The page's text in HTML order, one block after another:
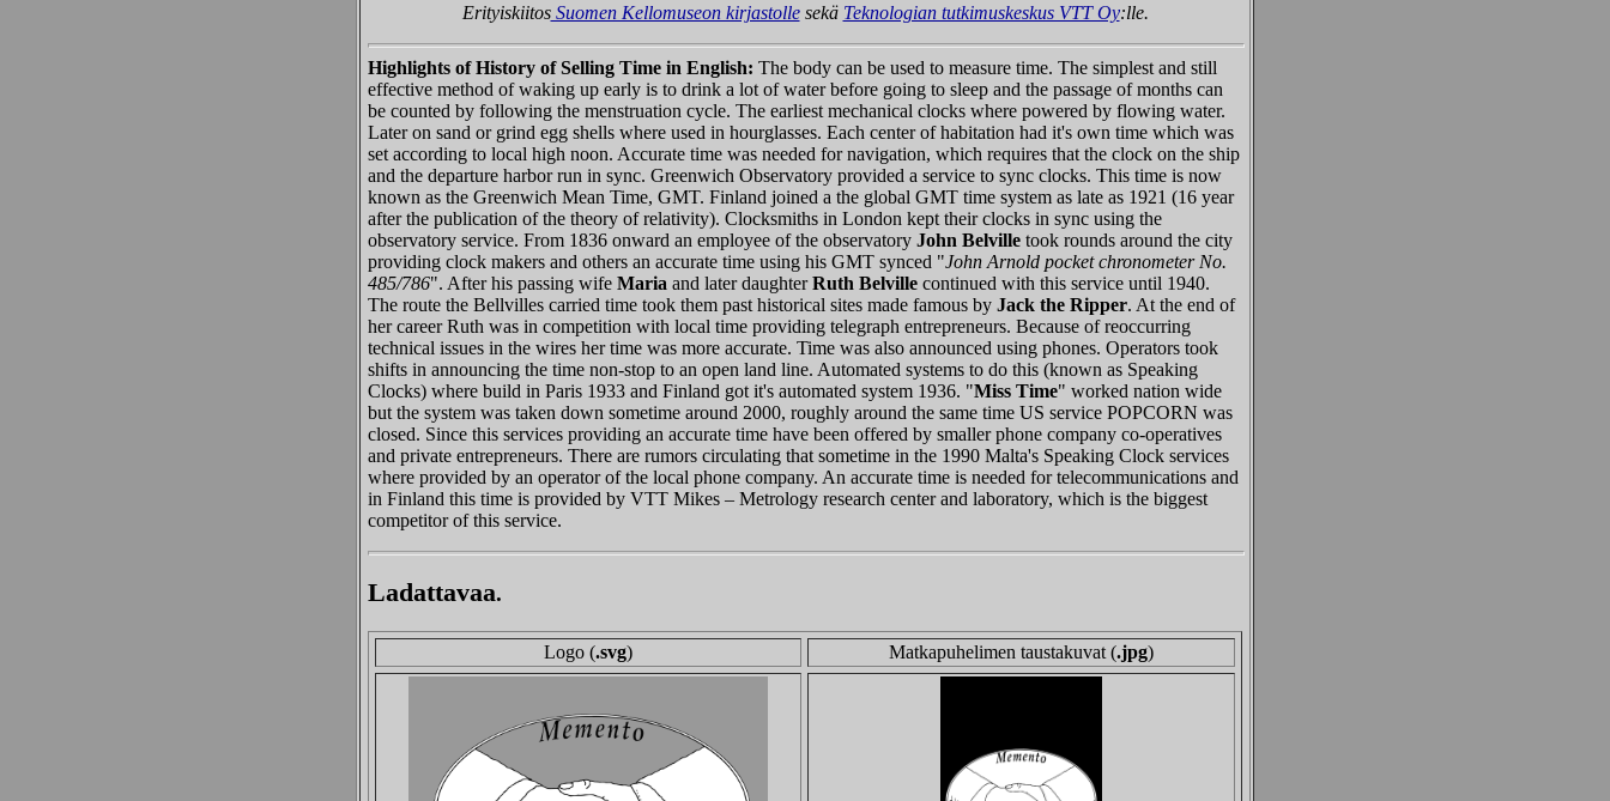
ErityiskiitosSuomen Kellomuseon kirjastollesekä Teknologian tutkimuskeskus VTT Oy:lle.
Highlights of History of Selling Time in English: The body can be used to measure time. The simplest and still
effective method of waking up early is to drink a lot of water before going to sleep and the passage of months can
be counted by following the menstruation cycle. The earliest mechanical clocks where powered by flowing water.
Later on sand or grind egg shells where used in hourglasses. Each center of habitation had it's own time which was
set according to local high noon. Accurate time was needed for navigation, which requires that the clock on the ship
and the departure harbor run in sync. Greenwich Observatory provided a service to sync clocks. This time is now
known as the Greenwich Mean Time, GMT. Finland joined a the global GMT time system as late as 1921 (16 year
after the publication of the theory of relativity). Clocksmiths in London kept their clocks in sync using the
observatory service. From 1836 onward an employee of the observatory John Belville took rounds around the city
providing clock makers and others an accurate time using his GMT synced "John Arnold pocket chronometer No.
485/786". After his passing wife Maria and later daughterRuth Belville continued with this service until 1940.
The route the Bellvilles carried time took them past historical sites made famous by Jack the Ripper. At the end of
her career Ruth was in competition with local time providing telegraph entrepreneurs. Because of reoccurring
technical issues in the wires her time was more accurate. Time was also announced using phones. Operators took
shifts in announcing the time non-stop to an open land line. Automated systems to do this (known as Speaking
Clocks) where build in Paris 1933 and Finland got it's automated system 1936. "Miss Time" worked nation wide
but the system was taken down sometime around 2000, roughly around the same time US service POPCORN was
closed. Since this services providing an accurate time have been offered by smaller phone company co-operatives
and private entrepreneurs. There are rumors circulating that sometime in the 1990 Malta's Speaking Clock services
where provided by an operator of the local phone company. An accurate time is needed for telecommunications and
in Finland this time is provided by VTT Mikes – Metrology research center and laboratory, which is the biggest
competitor of this service.
Ladattavaa.
Logo (.svg) Matkapuhelimen taustakuvat (.jpg)